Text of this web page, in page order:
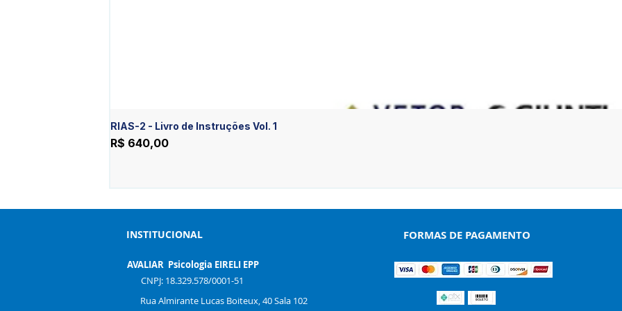
RIAS-2 - Livro de Instruções Vol. 1
Preço
R$ 640,00
INSTITUCIONAL
AVALIAR Psicologia EIRELI EPP
CNPJ: 18.329.578/0001-51
Rua Almirante Lucas Boiteux, 40 Sala 102
FORMAS DE PAGAMENTO